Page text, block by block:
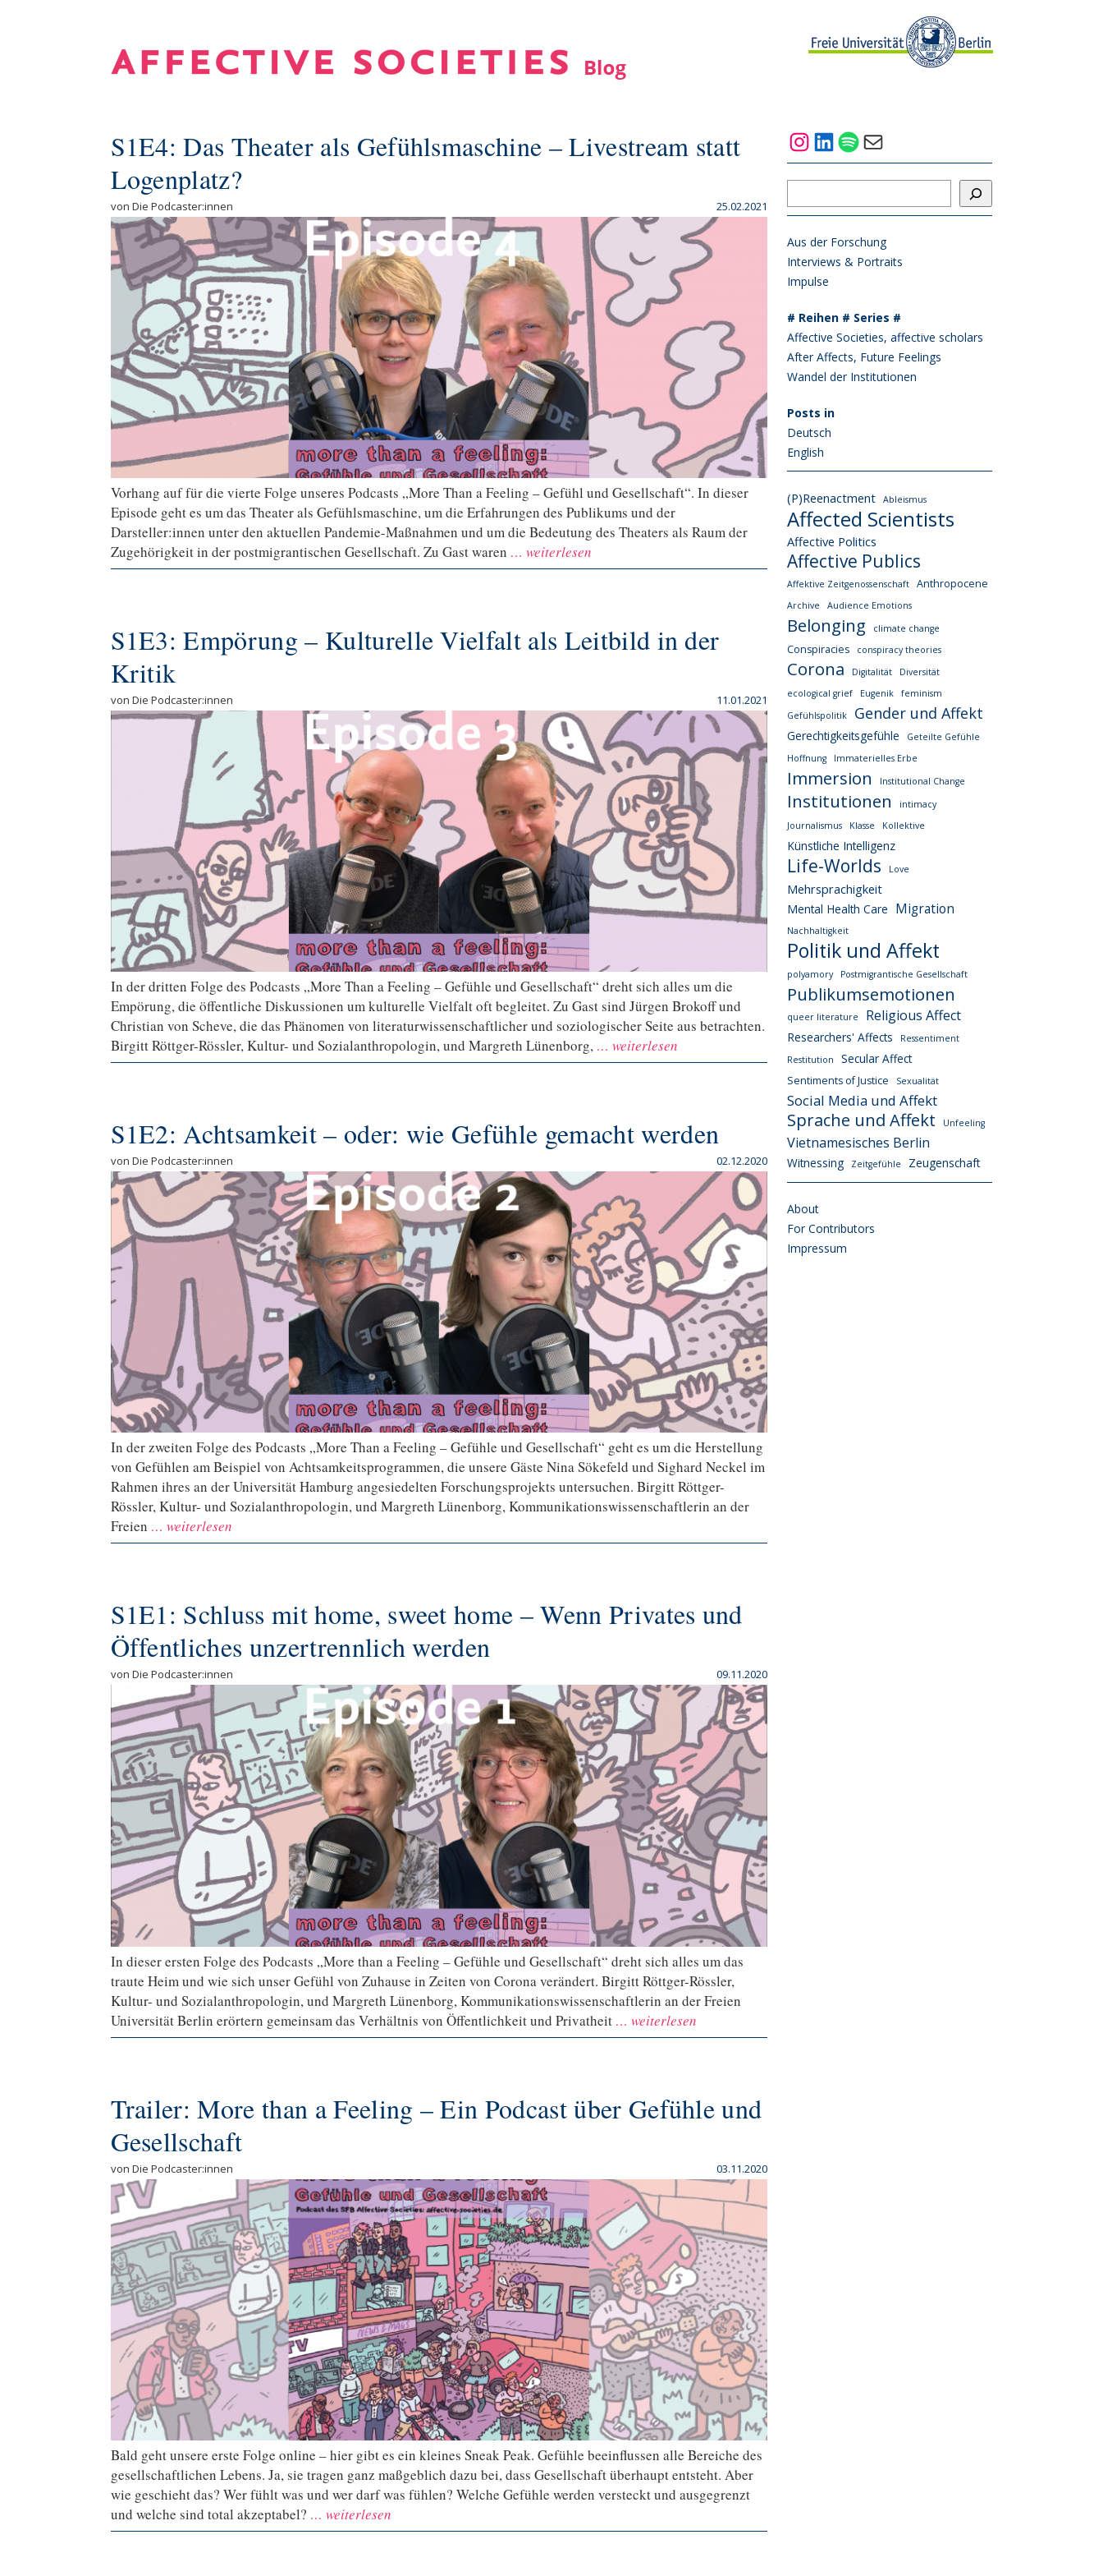
S1E4: Das Theater als Gefühlsmaschine – Livestream statt
Logenplatz?
25.02.2021
von Die Podcaster:innen
Vorhang auf für die vierte Folge unseres Podcasts „More Than a Feeling – Gefühl und Gesellschaft“. In dieser
Episode geht es um das Theater als Gefühlsmaschine, um die Erfahrungen des Publikums und der
Darsteller:innen unter den aktuellen Pandemie-Maßnahmen und um die Bedeutung des Theaters als Raum der
Zugehörigkeit in der postmigrantischen Gesellschaft. Zu Gast waren … weiterlesen
S1E3: Empörung – Kulturelle Vielfalt als Leitbild in der
Kritik
11.01.2021
von Die Podcaster:innen
In der dritten Folge des Podcasts „More Than a Feeling – Gefühle und Gesellschaft“ dreht sich alles um die
Empörung, die öffentliche Diskussionen um kulturelle Vielfalt oft begleitet. Zu Gast sind Jürgen Brokoff und
Christian von Scheve, die das Phänomen von literaturwissenschaftlicher und soziologischer Seite aus betrachten.
Birgitt Röttger-Rössler, Kultur- und Sozialanthropologin, und Margreth Lünenborg,… weiterlesen
S1E2: Achtsamkeit – oder: wie Gefühle gemacht werden
02.12.2020
von Die Podcaster:innen
In der zweiten Folge des Podcasts „More Than a Feeling – Gefühle und Gesellschaft“ geht es um die Herstellung
von Gefühlen am Beispiel von Achtsamkeitsprogrammen, die unsere Gäste Nina Sökefeld und Sighard Neckel im
Rahmen ihres an der Universität Hamburg angesiedelten Forschungsprojekts untersuchen. Birgitt Röttger-
Rössler, Kultur- und Sozialanthropologin, und Margreth Lünenborg, Kommunikationswissenschaftlerin an der
Freien … weiterlesen
S1E1: Schluss mit home, sweet home – Wenn Privates und
Öffentliches unzertrennlich werden
09.11.2020
von Die Podcaster:innen
In dieser ersten Folge des Podcasts „More than a Feeling – Gefühle und Gesellschaft“ dreht sich alles um das
traute Heim und wie sich unser Gefühl von Zuhause in Zeiten von Corona verändert. Birgitt Röttger-Rössler,
Kultur- und Sozialanthropologin, und Margreth Lünenborg, Kommunikationswissenschaftlerin an der Freien
Universität Berlin erörtern gemeinsam das Verhältnis von Öffentlichkeit und Privatheit… weiterlesen
Trailer: More than a Feeling – Ein Podcast über Gefühle und
Gesellschaft
03.11.2020
von Die Podcaster:innen
Bald geht unsere erste Folge online – hier gibt es ein kleines Sneak Peak. Gefühle beeinflussen alle Bereiche des
gesellschaftlichen Lebens. Ja, sie tragen ganz maßgeblich dazu bei, dass Gesellschaft überhaupt entsteht. Aber
wie geschieht das? Wer fühlt was und wer darf was fühlen? Welche Gefühle werden versteckt und ausgegrenzt
und welche sind total akzeptabel? … weiterlesen
Instagram
LinkedIn
Spotify
Mail
Aus der Forschung
Interviews & Portraits
Impulse
# Reihen # Series #
Affective Societies, affective scholars
After Affects, Future Feelings
Wandel der Institutionen
Posts in
Deutsch
English
(P)Reenactment Ableismus
Affected Scientists
Affective Politics
Affective Publics
Affektive Zeitgenossenschaft Anthropocene
Archive Audience Emotions
Belonging climate change
Conspiracies conspiracy theories
Corona Digitalität
Diversität
ecological grief
Eugenik
feminism
Gefühlspolitik
Gender und Affekt
Gerechtigkeitsgefühle
Geteilte Gefühle
Hoffnung
Immaterielles Erbe
Immersion Institutional Change
Institutionen
intimacy
Journalismus
Klasse Kollektive
Künstliche Intelligenz
Life-Worlds Love
Mehrsprachigkeit
Mental Health Care Migration
Nachhaltigkeit
Politik und Affekt
polyamory Postmigrantische Gesellschaft
Publikumsemotionen
queer literature Religious Affect
Researchers' Affects
Ressentiment
Restitution
Secular Affect
Sentiments of Justice Sexualität
Social Media und Affekt
Sprache und Affekt Unfeeling
Vietnamesisches Berlin
Witnessing Zeitgefühle Zeugenschaft
About
For Contributors
Impressum